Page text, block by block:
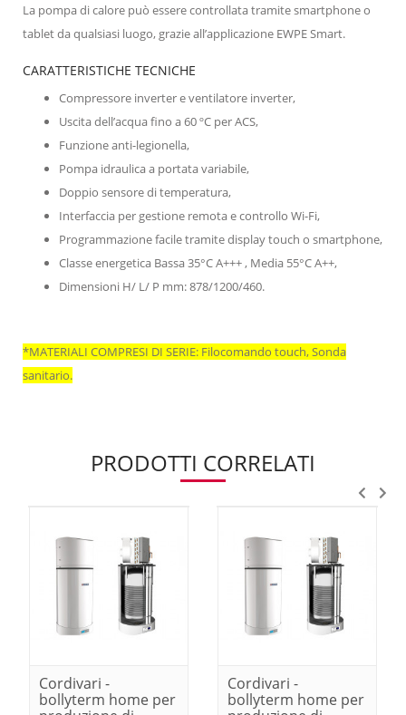
La pompa di calore può essere controllata tramite smartphone o
tablet da qualsiasi luogo, grazie all’applicazione EWPE Smart.
CARATTERISTICHE TECNICHE
Compressore inverter e ventilatore inverter,
Uscita dell’acqua fino a 60 ºC per ACS,
Funzione anti-legionella,
Pompa idraulica a portata variabile,
Doppio sensore di temperatura,
Interfaccia per gestione remota e controllo Wi-Fi,
Programmazione facile tramite display touch o smartphone,
Classe energetica Bassa 35°C A+++ , Media 55°C A++,
Dimensioni H/ L/ P mm: 878/1200/460.
*MATERIALI COMPRESI DI SERIE: Filocomando touch,Sonda
sanitario.
PRODOTTI CORRELATI
Cordivari -
bollyterm home per
Cordivari -
bollyterm home per